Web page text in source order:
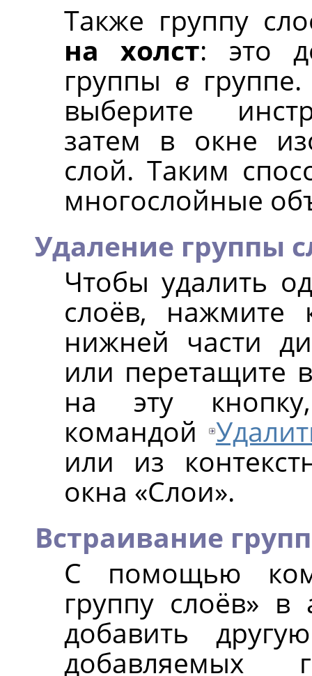
Также группу
на холст: это
группы в
выберите
затем в окне
слой. Таким
многослойные
Удаление группы
Чтобы удалить
слоёв,
нижней части
или перетащите
на эту
командой
или из
окна «Слои».
Встраивание
С помощью
группу слоёв» в
добавить
добавляемых